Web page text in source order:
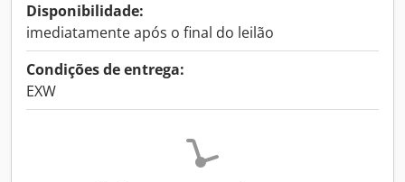
Disponibilidade:
imediatamente após o final do leilão
Condições de entrega:
EXW